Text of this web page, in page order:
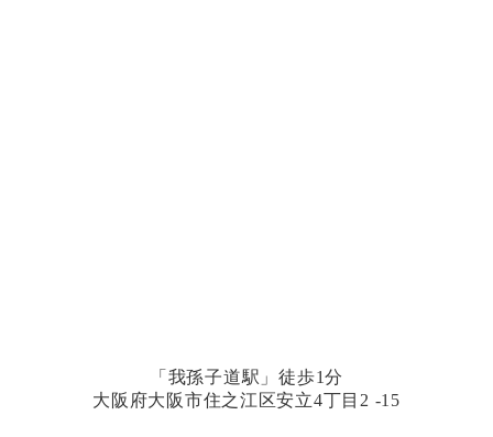
「我孫子道駅」徒歩1分
大阪府大阪市住之江区安立4丁目2 -15